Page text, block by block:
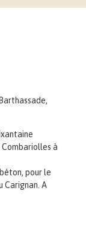
Combariolles à
pour le
Carignan. A